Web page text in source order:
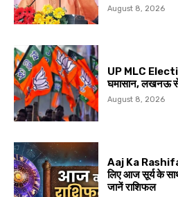
August 8, 2026
UP MLC
घमासान, लखनऊ से
August 8, 2026
Aaj Ka Rashifal
लिए आज सूर्य के
जानें राशिफल